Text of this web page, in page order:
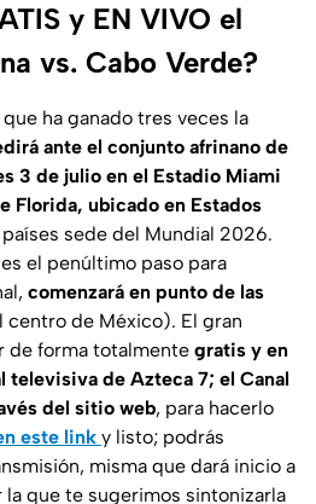
y EN VIVO el
vs. Cabo Verde?
ha ganado tres veces la
ante el conjunto afrinano de
3 de julio en el Estadio Miami
Florida, ubicado en Estados
sede del Mundial 2026.
el penúltimo paso para
comenzará en punto de las
centro de México). El gran
de forma totalmente gratis y en
televisiva de Azteca 7; el Canal
del sitio web, para hacerlo
este link y listo; podrás
misma que dará inicio a
la que te sugerimos sintonizarla